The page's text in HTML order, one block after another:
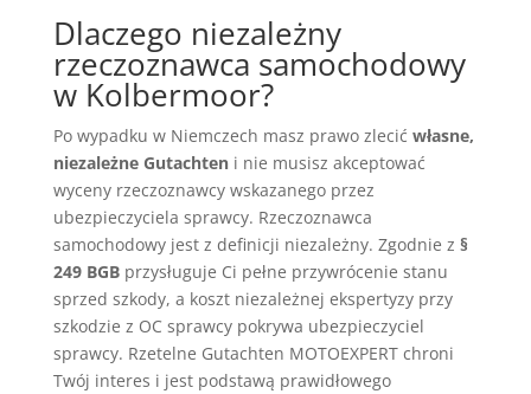
Dlaczego niezależny
rzeczoznawca samochodowy
w Kolbermoor?
Po wypadku w Niemczech masz prawo zlecić własne,
niezależne Gutachteni nie musisz akceptować
wyceny rzeczoznawcy wskazanego przez
ubezpieczyciela sprawcy. Rzeczoznawca
samochodowy jest z definicji niezależny. Zgodnie z §
249 BGBprzysługuje Ci pełne przywrócenie stanu
sprzed szkody, a koszt niezależnej ekspertyzy przy
szkodzie z OC sprawcy pokrywa ubezpieczyciel
sprawcy. Rzetelne Gutachten MOTOEXPERT chroni
Twój interes i jest podstawą prawidłowego